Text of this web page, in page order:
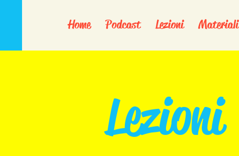
Home Podcast Lezioni Materiali
Lezioni